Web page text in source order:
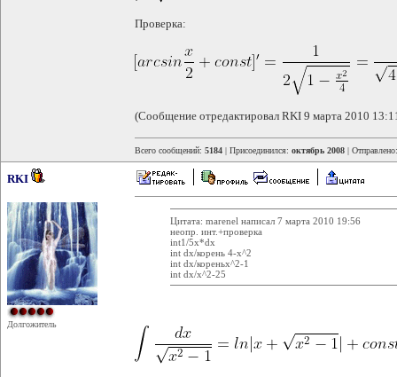
Проверка:
(Сообщение отредактировал RKI 9 марта 2010
Всего сообщений: 5184 | Присоединился: октябрь 2008 |
RKI
Долгожитель
Цитата: marenel написал 7 марта 2010 19:56
неопр. инт.+проверка
int1/5х*dx
int dx/корень 4-х^2
int dx/кореньx^2-1
int dx/x^2-25